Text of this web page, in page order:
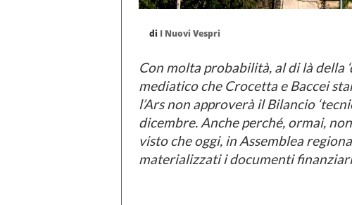
di I Nuovi Vespri
Con molta probabilità, al di là della
mediatico che Crocetta e Baccei
l’Ars non approverà il Bilancio
dicembre. Anche perché, ormai,
visto che oggi, in Assemblea
materializzati i documenti finanziari